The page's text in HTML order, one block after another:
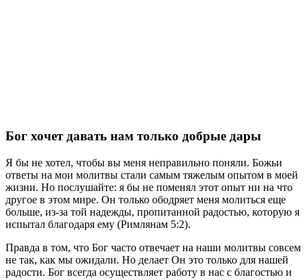
Бог хочет давать нам только добрые дары
Я бы не хотел, чтобы вы меня неправильно поняли. Божьи
ответы на мои молитвы стали самым тяжелым опытом в моей
жизни. Но послушайте: я бы не поменял этот опыт ни на что
другое в этом мире. Он только ободряет меня молиться еще
больше, из-за той надежды, пропитанной радостью, которую я
испытал благодаря ему (Римлянам 5:2).
Правда в том, что Бог часто отвечает на наши молитвы совсем
не так, как мы ожидали. Но делает Он это только для нашей
радости. Бог всегда осуществляет работу в нас с благостью и